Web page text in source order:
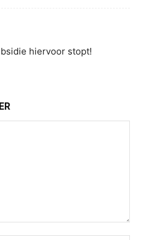
hiervoor stopt!